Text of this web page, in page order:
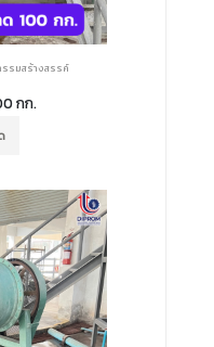
รรมสร้างสรรค์
กก.